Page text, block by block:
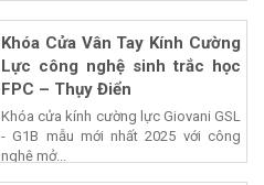
Khóa Cửa Vân Tay Kính Cường
Lực công nghệ sinh trắc học
FPC – Thụy Điển
Khóa cửa kính cường lực Giovani GSL
- G1B mẫu mới nhất 2025 với công
nghệ mở...